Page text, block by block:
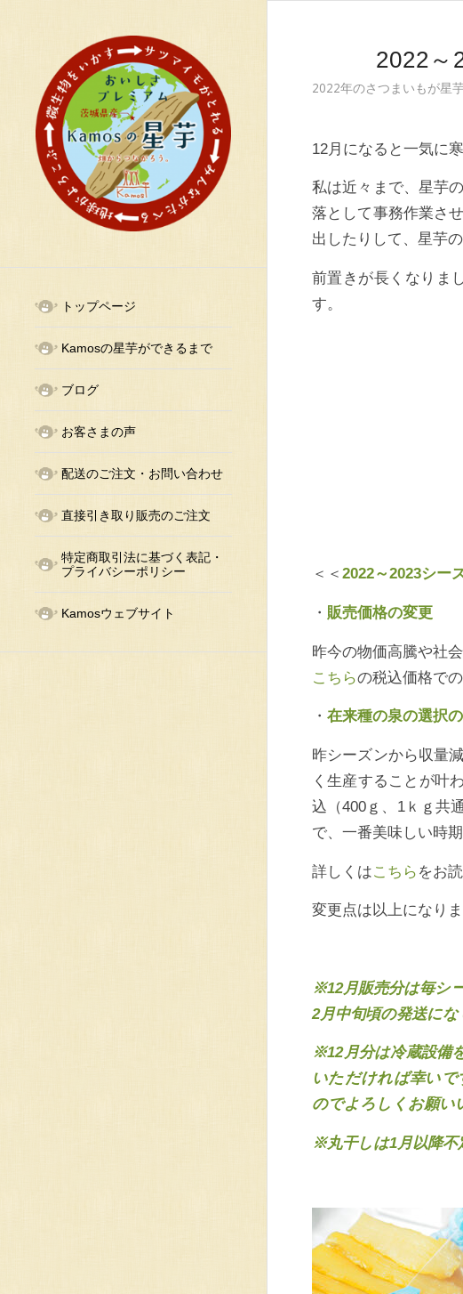
トップページ
Kamosの星芋ができるまで
ブログ
お客さまの声
配送のご注文・お問い合わせ
直接引き取り販売のご注文
特定商取引法に基づく表記・
プライバシーポリシー
Kamosウェブサイト
2022～
2022年のさつまいもが星
12月になると一気に
私は近々まで、星芋
落として事務作業さ
出したりして、星芋
前置きが長くなりま
す。
＜＜ 2022～2023シー
・ 販売価格の変更
昨今の物価高騰や社
こちらの税込価格で
・ 在来種の泉の選択
昨シーズンから収量
く生産することが叶
込（400ｇ、1ｋｇ共
で、一番美味しい時
詳しくはこちら をお
変更点は以上になりま
※12月販売分は毎シ
2月中旬頃の発送にな
※12月分は冷蔵設備
いただければ幸い
のでよろしくお願い
※丸干しは1月以降不